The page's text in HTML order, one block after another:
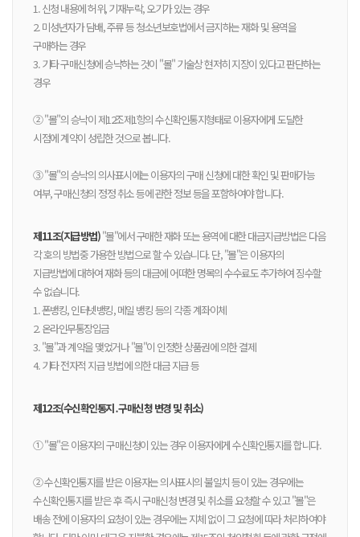
1. 신청 내용에 허위, 기재누락, 오기가 있는 경우
2. 미성년자가 담배, 주류 등 청소년보호법에서 금지하는 재화 및 용역을
구매하는 경우
3. 기타 구매신청에 승낙하는 것이 "몰" 기술상 현저히 지장이 있다고 판단하는
경우
② "몰"의 승낙이 제12조제1항의 수신확인통지형태로 이용자에게 도달한
시점에 계약이 성립한 것으로 봅니다.
③ "몰"의 승낙의 의사표시에는 이용자의 구매 신청에 대한 확인 및 판매가능
여부, 구매신청의 정정 취소 등에 관한 정보 등을 포함하여야 합니다.
제11조(지급방법)"몰"에서 구매한 재화 또는 용역에 대한 대금지급방법은 다음
각 호의 방법중 가용한 방법으로 할 수 있습니다. 단, "몰"은 이용자의
지급방법에 대하여 재화 등의 대금에 어떠한 명목의 수수료도 추가하여 징수할
수 없습니다.
1. 폰뱅킹, 인터넷뱅킹, 메일 뱅킹 등의 각종 계좌이체
2. 온라인무통장입금
3. "몰"과 계약을 맺었거나 "몰"이 인정한 상품권에 의한 결제
4. 기타 전자적 지급 방법에 의한 대금 지급 등
제12조(수신확인통지․구매신청 변경 및 취소)
① "몰"은 이용자의 구매신청이 있는 경우 이용자에게 수신확인통지를 합니다.
② 수신확인통지를 받은 이용자는 의사표시의 불일치 등이 있는 경우에는
수신확인통지를 받은 후 즉시 구매신청 변경 및 취소를 요청할 수 있고 "몰"은
배송 전에 이용자의 요청이 있는 경우에는 지체 없이 그 요청에 따라 처리하여야